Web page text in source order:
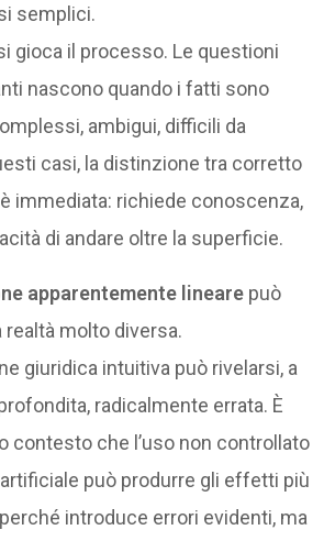
semplici.
gioca il processo. Le questioni
nascono quando i fatti sono
ambigui, difficili da
casi, la distinzione tra corretto
immediata: richiede conoscenza,
di andare oltre la superficie.
apparentemente lineare può
molto diversa.
giuridica intuitiva può rivelarsi, a
radicalmente errata. È
contesto che l’uso non controllato
può produrre gli effetti più
introduce errori evidenti, ma